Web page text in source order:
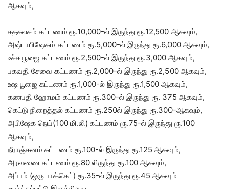
ஆகவும்,
சதகலசம் கட்டணம் ரூ.10,000-ல் இருந்து ரூ.12,500 ஆகவும்,
அஷ்டாபிஷேகம் கட்டணம் ரூ.5,000-ல் இருந்து ரூ.6,000 ஆகவும்,
உச்ச பூஜை கட்டணம் ரூ.2,500-ல் இருந்து ரூ.3,000 ஆகவும்,
பகவதி சேவை கட்டணம் ரூ.2,000-ல் இருந்து ரூ.2,500 ஆகவும்,
உஷ பூஜை கட்டணம் ரூ.1,000-ல் இருந்து ரூ.1,500 ஆகவும்,
கணபதி ஹோமம் கட்டணம் ரூ.300-ல் இருந்து ரூ. 375 ஆகவும்,
கெட்டு நிறைத்தல் கட்டணம் ரூ.250ல் இருந்து ரூ.300-ஆகவும்,
அபிஷேக நெய்(100 மி.லி) கட்டணம் ரூ.75-ல் இருந்து ரூ.100
ஆகவும்,
நீராஞ்சனம் கட்டணம் ரூ.100-ல் இருந்து ரூ.125 ஆகவும்,
அரவணை கட்டணம் ரூ.80 லிருந்து ரூ.100 ஆகவும்,
அப்பம் (ஒரு பாக்கெட்) ரூ.35-ல் இருந்து ரூ.45 ஆகவும்